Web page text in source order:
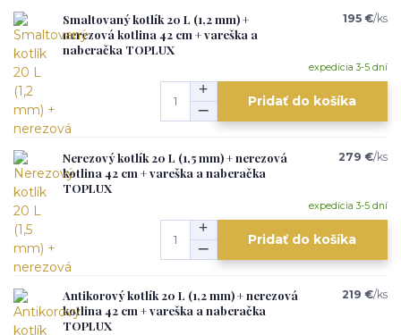
Smaltovaný kotlík 20 L (1,2 mm) +
nerezová kotlina 42 cm + vareška a
naberačka TOPLUX
195 €/ks
expedícia 3-5 dní
Pridať do košíka
Nerezový kotlík 20 L (1,5 mm) + nerezová
kotlina 42 cm + vareška a naberačka
TOPLUX
279 €/ks
expedícia 3-5 dní
Pridať do košíka
Antikorový kotlík 20 L (1,2 mm) + nerezová
kotlina 42 cm + vareška a naberačka
TOPLUX
219 €/ks